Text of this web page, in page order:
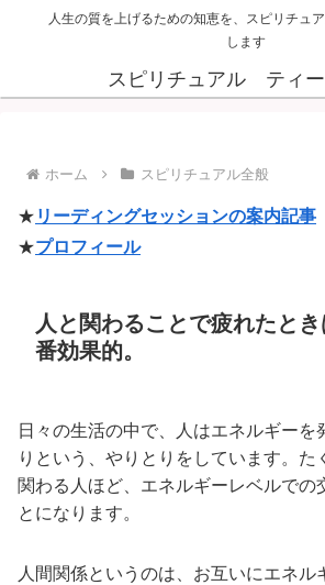
人生の質を上げるための知恵を、スピリチュ
します
スピリチュアル ティ
ホーム スピリチュアル全般
★ リーディングセッションの案内記事
★プロフィール
人と関わることで疲れたと
番効果的。
日々の生活の中で、人はエネルギーを
りという、やりとりをしています。た
関わる人ほど、エネルギーレベルでの
とになります。
人間関係というのは、お互いにエネル